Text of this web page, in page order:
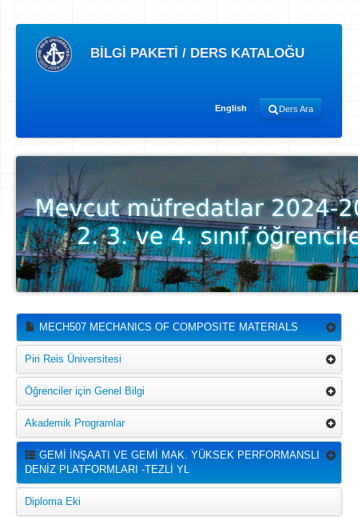
BİLGİ PAKETİ / DERS KATALOĞU
English Ders Ara
MECH507 MECHANICS OF COMPOSITE MATERIALS
Piri Reis Üniversitesi
Öğrenciler için Genel Bilgi
Akademik Programlar
GEMİ İNŞAATI VE GEMİ MAK. YÜKSEK PERFORMANSLI
DENİZ PLATFORMLARI -TEZLİ YL
Diploma Eki